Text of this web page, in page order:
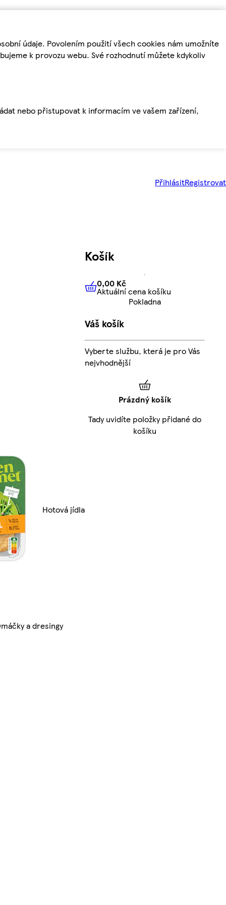
údaje. Povolením použití všech cookies nám umožníte
k provozu webu. Své rozhodnutí můžete kdykoliv
nebo přistupovat k informacím ve vašem zařízení,
PřihlásitRegistrovat
Hotová jídla
a dresingy
Košík
0,00 KčAktuální cena košíku
0,00 Kč
Aktuální cena košíku
Pokladna
Váš košík
Vyberte službu, která je pro Vás
nejvhodnější
Prázdný košík
Tady uvidíte položky přidané do
košíku